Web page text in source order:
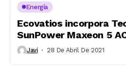
Energía
Ecovatios incorpora
SunPower Maxeon 5
Javi 28 De Abril De 2021